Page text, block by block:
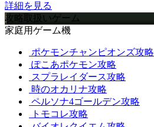
詳細を見る
攻略取扱いゲーム
家庭用ゲーム機
ポケモンチャンピオンズ攻略
ぽこあポケモン攻略
スプラレイダース攻略
時のオカリナ攻略
ペルソナ4ゴールデン攻略
トモコレ攻略